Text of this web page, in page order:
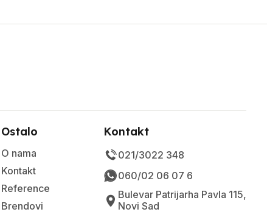
Ostalo
O nama
Kontakt
Reference
Brendovi
Kontakt
021/3022 348
060/02 06 07 6
Bulevar Patrijarha Pavla 115,
Novi Sad